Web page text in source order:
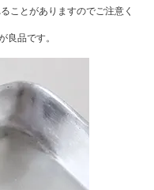
ことがありますのでご注意く
良品です。